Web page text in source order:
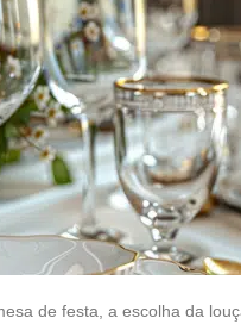
de festa, a escolha da